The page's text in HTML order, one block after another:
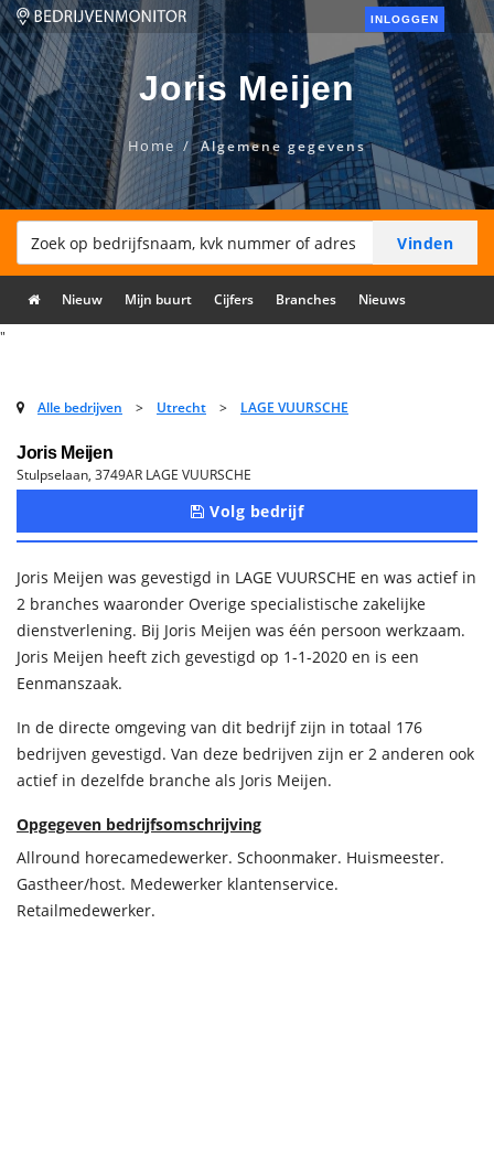
INLOGGEN
Joris Meijen
Home Algemene gegevens
Nieuw Mijn buurt Cijfers Branches
Nieuws
"
Alle bedrijven > Utrecht > LAGE VUURSCHE
Joris Meijen
Stulpselaan, 3749AR LAGE VUURSCHE
Volg bedrijf
Joris Meijen was gevestigd in LAGE VUURSCHE en was actief in
2 branches waaronder Overige specialistische zakelijke
dienstverlening. Bij Joris Meijen was één persoon werkzaam.
Joris Meijen heeft zich gevestigd op 1-1-2020 en is een
Eenmanszaak.
In de directe omgeving van dit bedrijf zijn in totaal 176
bedrijven gevestigd. Van deze bedrijven zijn er 2 anderen ook
actief in dezelfde branche als Joris Meijen.
Opgegeven bedrijfsomschrijving
Allround horecamedewerker. Schoonmaker. Huismeester.
Gastheer/host. Medewerker klantenservice.
Retailmedewerker.